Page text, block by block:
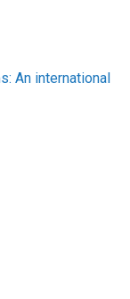
An international